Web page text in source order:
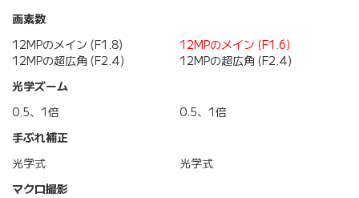
画素数
12MPのメイン (F1.8)
12MPの超広角 (F2.4)
12MPのメイン (F1.6)
12MPの超広角 (F2.4)
光学ズーム
0.5、1倍
0.5、1倍
手ぶれ補正
光学式
光学式
マクロ撮影